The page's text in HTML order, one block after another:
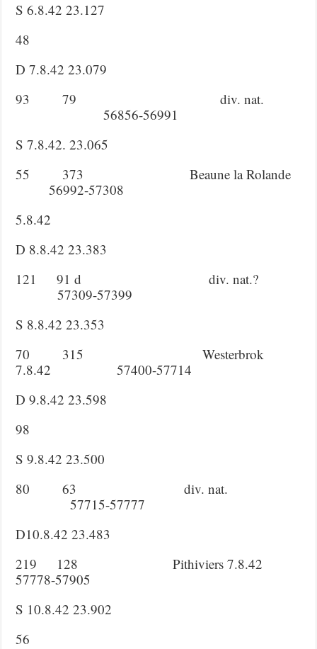
S 6.8.42 23.127
48
D 7.8.42 23.079
93 79 div. nat.
56856-56991
S 7.8.42. 23.065
55 373 Beaune la Rolande
56992-57308
5.8.42
D 8.8.42 23.383
121 91 d div. nat.?
57309-57399
S 8.8.42 23.353
70 315 Westerbrok
7.8.42 57400-57714
D 9.8.42 23.598
98
S 9.8.42 23.500
80 63 div. nat.
57715-57777
D10.8.42 23.483
219 128 Pithiviers 7.8.42
57778-57905
S 10.8.42 23.902
56